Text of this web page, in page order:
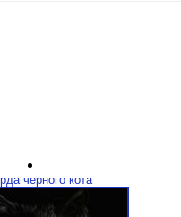
черного кота